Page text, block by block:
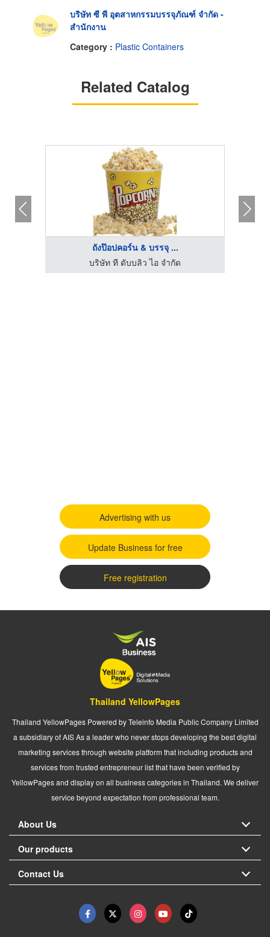
บริษัท ซี พี อุตสาหกรรมบรรจุภัณฑ์ จำกัด -
สำนักงาน
Category : Plastic Containers
Related Catalog
ถังป๊อปคอร์น & บรรจุ ...
บริษัท ที ดับบลิว ไอ จำกัด
Advertising with us
Update Business for free
Free registration
Thailand YellowPages
Thailand YellowPages Powered by Teleinfo Media Public Company Limited
a subsidiary of AIS As a leader who never stops developing the best digital
marketing services through website platform that including products and
services from trusted entrepreneur list that have been verified by
YellowPages and display on all business categories in Thailand. We deliver
service beyond expectation from professional team.
About Us
Our products
Contact Us